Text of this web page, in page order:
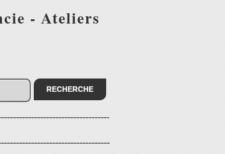
- Ateliers